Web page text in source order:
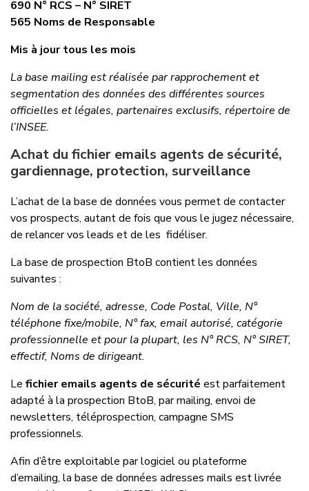
690 N° RCS – N° SIRET
565 Noms de Responsable
Mis à jour tous les mois
La base mailing est réalisée par rapprochement et
segmentation des données des différentes sources
officielles et légales, partenaires exclusifs, répertoire de
l’INSEE.
Achat du fichier emails agents de sécurité,
gardiennage, protection, surveillance
L’achat de la base de données vous permet de contacter
vos prospects, autant de fois que vous le jugez nécessaire,
de relancer vos leads et de les fidéliser.
La base de prospection BtoB contient les données
suivantes :
Nom de la société, adresse, Code Postal, Ville, N°
téléphone fixe/mobile, N° fax, email autorisé, catégorie
professionnelle et pour la plupart, les N° RCS, N° SIRET,
effectif, Noms de dirigeant.
Le fichier emails agents de sécurité est parfaitement
adapté à la prospection BtoB, par mailing, envoi de
newsletters, téléprospection, campagne SMS
professionnels.
Afin d’être exploitable par logiciel ou plateforme
d’emailing, la base de données adresses mails est livrée